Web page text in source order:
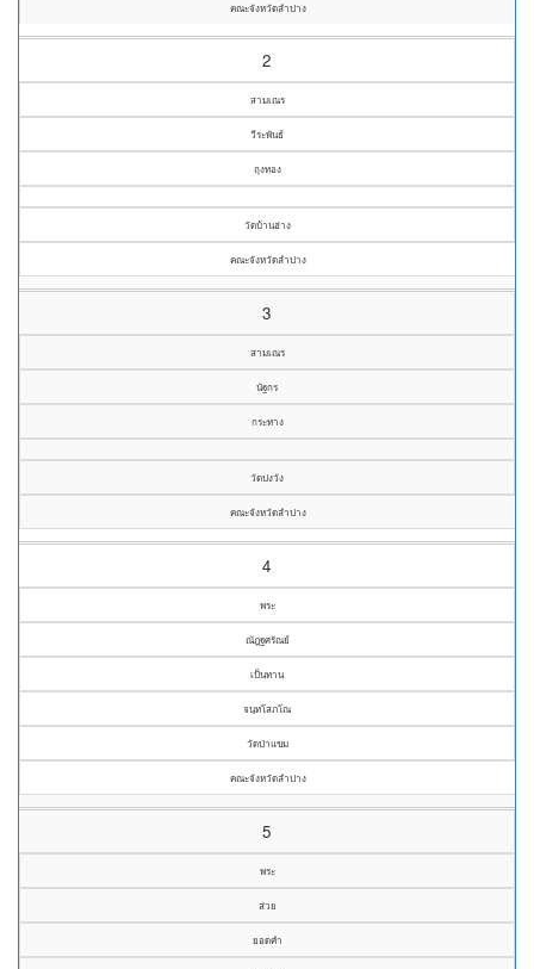
คณะจังหวัดลำปาง
2
สามเณร
วีระพันธ์
ถุงทอง
วัดบ้านฮ่าง
คณะจังหวัดลำปาง
3
สามเณร
นัฐกร
กระทาง
วัดปงวัง
คณะจังหวัดลำปาง
4
พระ
ณัฎฐศรัณย์
เป็นทาน
จนฺทโสภโณ
วัดป่าแขม
คณะจังหวัดลำปาง
5
พระ
ส่วย
ยอดคำ